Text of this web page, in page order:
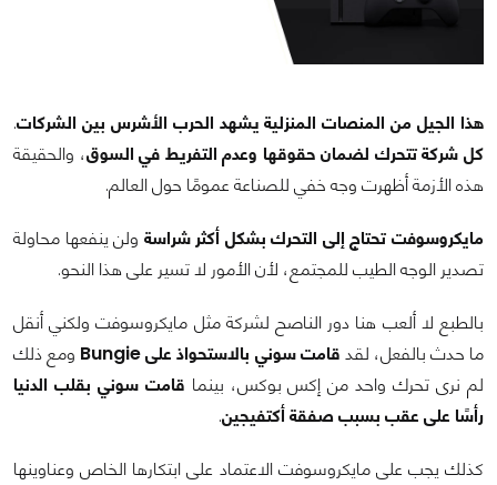
هذا الجيل من المنصات المنزلية يشهد الحرب الأشرس بين الشركات.
كل شركة تتحرك لضمان حقوقها وعدم التفريط في السوق، والحقيقة
هذه الأزمة أظهرت وجه خفي للصناعة عمومًا حول العالم.
مايكروسوفت تحتاج إلى التحرك بشكل أكثر شراسة ولن ينفعها محاولة
تصدير الوجه الطيب للمجتمع، لأن الأمور لا تسير على هذا النحو.
بالطبع لا ألعب هنا دور الناصح لشركة مثل مايكروسوفت ولكني أنقل
ما حدث بالفعل، لقد قامت سوني بالاستحواذ على Bungie
ومع ذلك
لم نرى تحرك واحد من إكس بوكس، بينما قامت سوني بقلب الدنيا
رأسًا على عقب بسبب صفقة أكتفيجين.
كذلك يجب على مايكروسوفت الاعتماد على ابتكارها الخاص وعناوينها